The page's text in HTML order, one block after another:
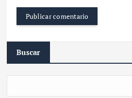
Buscar